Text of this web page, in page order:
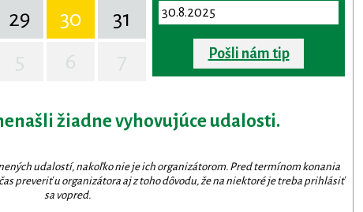
29 30
31
Pošli nám tip
žiadne vyhovujúce udalosti.
udalostí, nakoľko nie je ich organizátorom. Pred termínom konania
preveriť u organizátora aj z toho dôvodu, že na niektoré je treba prihlásiť
sa vopred.